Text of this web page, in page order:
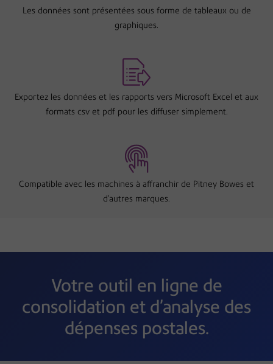
Les données sont présentées sous forme de tableaux ou de
graphiques.
Exportez les données et les rapports vers Microsoft Excel et aux
formats csv et pdf pour les diffuser simplement.
Compatible avec les machines à affranchir de Pitney Bowes et
d’autres marques.
Votre outil en ligne de
consolidation et d’analyse des
dépenses postales.